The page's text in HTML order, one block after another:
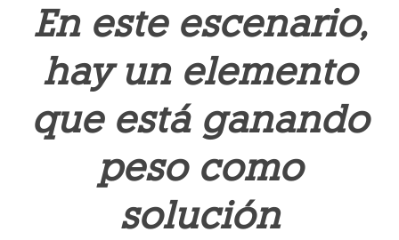
En este escenario,
hay un elemento
que está ganando
peso como
solución